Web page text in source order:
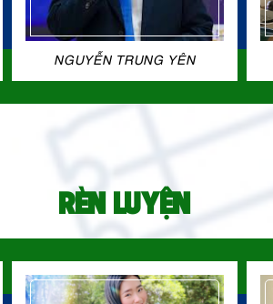
NGUYỄN TRUNG YÊN
RÈN LUYỆN